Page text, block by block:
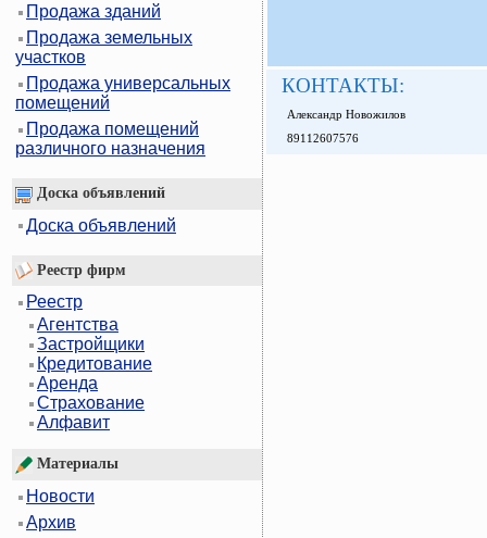
Продажа зданий
Продажа земельных
участков
Продажа универсальных
помещений
Продажа помещений
различного назначения
Доска объявлений
Доска объявлений
Реестр фирм
Реестр
Агентства
Застройщики
Кредитование
Аренда
Страхование
Алфавит
Материалы
Новости
Архив
КОНТАКТЫ:
Александр Новожилов
89112607576